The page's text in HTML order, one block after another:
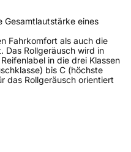
Gesamtlautstärke eines
Fahrkomfort als auch die
Das Rollgeräusch wird in
in die drei Klassen
bis C (höchste
das Rollgeräusch orientiert